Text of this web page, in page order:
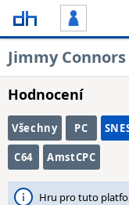
Jimmy
Hodnocení
Všechny PC
C64 AmstCPC
Hru pro tuto